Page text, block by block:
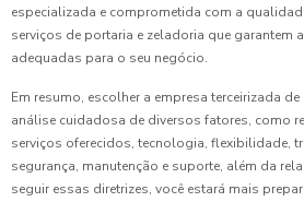
especializada e comprometida com a
serviços de portaria e zeladoria que garantem
adequadas para o seu negócio.
Em resumo, escolher a empresa terceirizada
análise cuidadosa de diversos fatores, como
serviços oferecidos, tecnologia, flexibilidade,
segurança, manutenção e suporte, além da
seguir essas diretrizes, você estará mais